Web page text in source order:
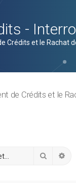
-
Crédits et le Rachat
de Crédits et le